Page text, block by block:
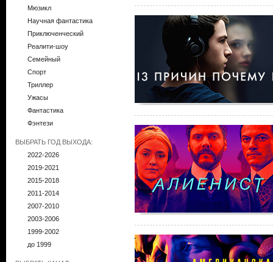
Мюзикл
Научная фантастика
Приключенческий
Реалити-шоу
Семейный
Спорт
Триллер
Ужасы
Фантастика
Фэнтези
ВЫБРАТЬ ГОД ВЫХОДА:
2022-2026
2019-2021
2015-2018
2011-2014
2007-2010
2003-2006
1999-2002
до 1999